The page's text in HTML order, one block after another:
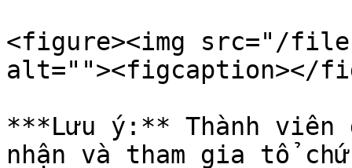
<figure><img src="/
alt=""><figcaption></
***Lưu ý:** Thành viên
nhận và tham gia tổ